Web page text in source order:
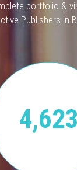
portfolio &
Publishers in
4,623